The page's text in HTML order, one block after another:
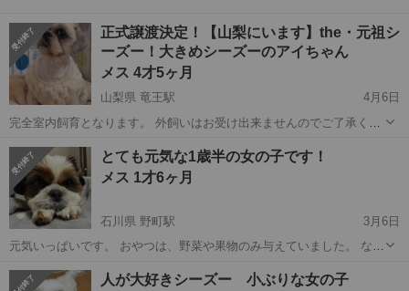
正式譲渡決定！【山梨にいます】the・元祖シ
ーズー！大きめシーズーのアイちゃん
メス 4才5ヶ月
山梨県 竜王駅
4月6日
完全室内飼育となります。 外飼いはお受け出来ませんのでご了承くだ
預かりさん宅にいます。 お見合いは栃木県那須郡か山梨県になりま
す。 性格は少し引っ込み思案...
山梨 甲斐市 竜王駅 シーズー 性格
とても元気な1歳半の女の子です！
メス 1才6ヶ月
石川県 野町駅
3月6日
元気いっぱいです。 おやつは、野菜や果物のみ与えていました。 なん
です、 トイレも完璧です
石川 金沢市 野町駅 シーズー 1歳
人が大好きシーズー 小ぶりな女の子